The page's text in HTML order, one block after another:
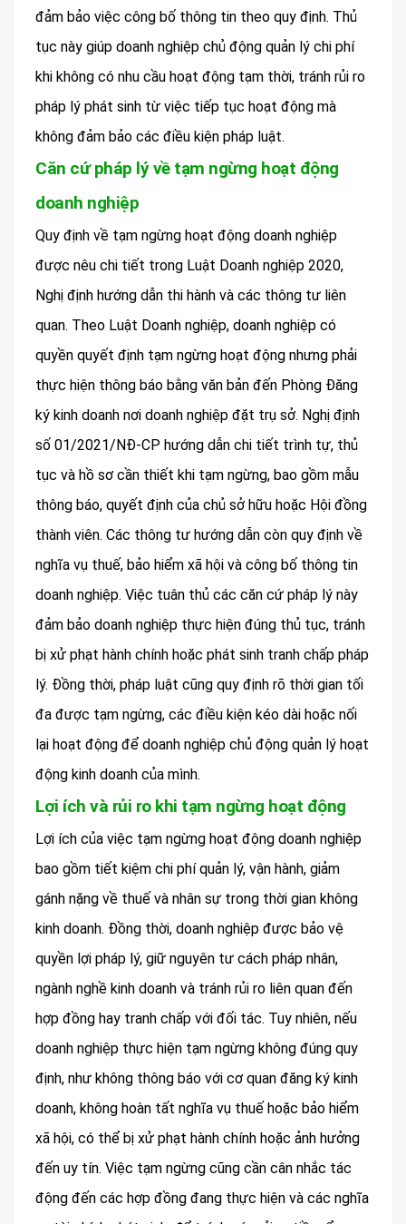
đảm bảo việc công bố thông tin theo quy định. Thủ
tục này giúp doanh nghiệp chủ động quản lý chi phí
khi không có nhu cầu hoạt động tạm thời, tránh rủi ro
pháp lý phát sinh từ việc tiếp tục hoạt động mà
không đảm bảo các điều kiện pháp luật.
Căn cứ pháp lý về tạm ngừng hoạt động
doanh nghiệp
Quy định về tạm ngừng hoạt động doanh nghiệp
được nêu chi tiết trong Luật Doanh nghiệp 2020,
Nghị định hướng dẫn thi hành và các thông tư liên
quan. Theo Luật Doanh nghiệp, doanh nghiệp có
quyền quyết định tạm ngừng hoạt động nhưng phải
thực hiện thông báo bằng văn bản đến Phòng Đăng
ký kinh doanh nơi doanh nghiệp đặt trụ sở. Nghị định
số 01/2021/NĐ-CP hướng dẫn chi tiết trình tự, thủ
tục và hồ sơ cần thiết khi tạm ngừng, bao gồm mẫu
thông báo, quyết định của chủ sở hữu hoặc Hội đồng
thành viên. Các thông tư hướng dẫn còn quy định về
nghĩa vụ thuế, bảo hiểm xã hội và công bố thông tin
doanh nghiệp. Việc tuân thủ các căn cứ pháp lý này
đảm bảo doanh nghiệp thực hiện đúng thủ tục, tránh
bị xử phạt hành chính hoặc phát sinh tranh chấp pháp
lý. Đồng thời, pháp luật cũng quy định rõ thời gian tối
đa được tạm ngừng, các điều kiện kéo dài hoặc nối
lại hoạt động để doanh nghiệp chủ động quản lý hoạt
động kinh doanh của mình.
Lợi ích và rủi ro khi tạm ngừng hoạt động
Lợi ích của việc tạm ngừng hoạt động doanh nghiệp
bao gồm tiết kiệm chi phí quản lý, vận hành, giảm
gánh nặng về thuế và nhân sự trong thời gian không
kinh doanh. Đồng thời, doanh nghiệp được bảo vệ
quyền lợi pháp lý, giữ nguyên tư cách pháp nhân,
ngành nghề kinh doanh và tránh rủi ro liên quan đến
hợp đồng hay tranh chấp với đối tác. Tuy nhiên, nếu
doanh nghiệp thực hiện tạm ngừng không đúng quy
định, như không thông báo với cơ quan đăng ký kinh
doanh, không hoàn tất nghĩa vụ thuế hoặc bảo hiểm
xã hội, có thể bị xử phạt hành chính hoặc ảnh hưởng
đến uy tín. Việc tạm ngừng cũng cần cân nhắc tác
động đến các hợp đồng đang thực hiện và các nghĩa